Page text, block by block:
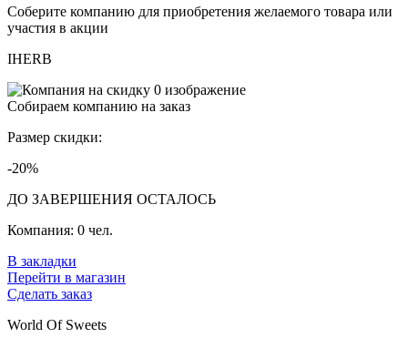
Соберите компанию для приобретения желаемого товара или
участия в акции
IHERB
Собираем компанию на заказ
Размер скидки:
-20%
ДО ЗАВЕРШЕНИЯ ОСТАЛОСЬ
Компания: 0 чел.
В закладки
Перейти в магазин
Сделать заказ
World Of Sweets